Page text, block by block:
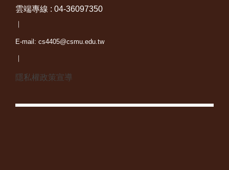
雲端專線 : 04-36097350
｜
E-mail: cs4405@csmu.edu.tw
｜
隱私權政策宣導